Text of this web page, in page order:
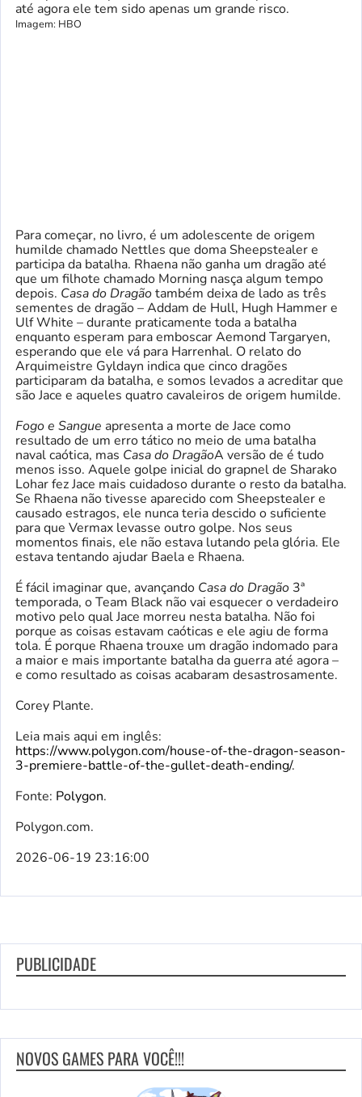
até agora ele tem sido apenas um grande risco.
Imagem: HBO
Para começar, no livro, é um adolescente de origem
humilde chamado Nettles que doma Sheepstealer e
participa da batalha. Rhaena não ganha um dragão até
que um filhote chamado Morning nasça algum tempo
depois. Casa do Dragãotambém deixa de lado as três
sementes de dragão – Addam de Hull, Hugh Hammer e
Ulf White – durante praticamente toda a batalha
enquanto esperam para emboscar Aemond Targaryen,
esperando que ele vá para Harrenhal. O relato do
Arquimeistre Gyldayn indica que cinco dragões
participaram da batalha, e somos levados a acreditar que
são Jace e aqueles quatro cavaleiros de origem humilde.
Fogo e Sangue apresenta a morte de Jace como
resultado de um erro tático no meio de uma batalha
naval caótica, mas Casa do DragãoA versão de é tudo
menos isso. Aquele golpe inicial do grapnel de Sharako
Lohar fez Jace mais cuidadoso durante o resto da batalha.
Se Rhaena não tivesse aparecido com Sheepstealer e
causado estragos, ele nunca teria descido o suficiente
para que Vermax levasse outro golpe. Nos seus
momentos finais, ele não estava lutando pela glória. Ele
estava tentando ajudar Baela e Rhaena.
É fácil imaginar que, avançando Casa do Dragão 3ª
temporada, o Team Black não vai esquecer o verdadeiro
motivo pelo qual Jace morreu nesta batalha. Não foi
porque as coisas estavam caóticas e ele agiu de forma
tola. É porque Rhaena trouxe um dragão indomado para
a maior e mais importante batalha da guerra até agora –
e como resultado as coisas acabaram desastrosamente.
Corey Plante.
Leia mais aqui em inglês:
https://www.polygon.com/house-of-the-dragon-season-
3-premiere-battle-of-the-gullet-death-ending/.
Fonte: Polygon.
Polygon.com.
2026-06-19 23:16:00
PUBLICIDADE
NOVOS GAMES PARA VOCÊ!!!